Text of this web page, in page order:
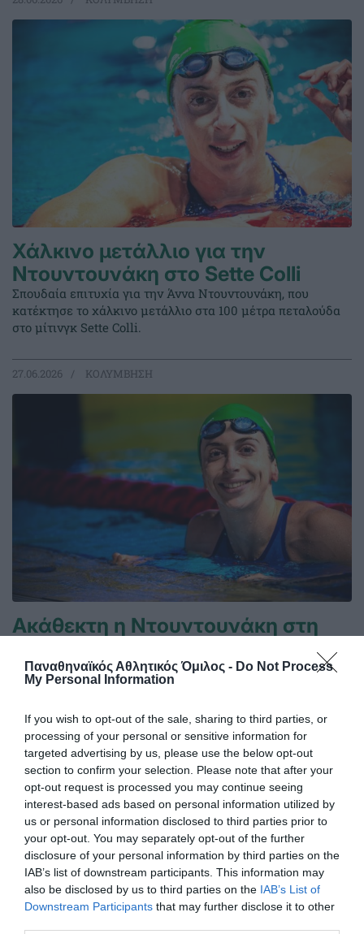
Παναθηναϊκός Αθλητικός Όμιλος - Do Not Process
My Personal Information
If you wish to opt-out of the sale, sharing to third parties, or
processing of your personal or sensitive information for
targeted advertising by us, please use the below opt-out
section to confirm your selection. Please note that after your
opt-out request is processed you may continue seeing
interest-based ads based on personal information utilized by
us or personal information disclosed to third parties prior to
your opt-out. You may separately opt-out of the further
disclosure of your personal information by third parties on the
IAB’s list of downstream participants. This information may
also be disclosed by us to third parties on the IAB’s List of
Downstream Participants that may further disclose it to other
Χάλκινο μετάλλιο για την
Ντουντουνάκη στο Sette Colli
Σπουδαία επιτυχία για την Άννα Ντουντουνάκη, που
κατέκτησε το χάλκινο μετάλλιο στα 100 μέτρα πεταλούδα
στο μίτινγκ Sette Colli.
27.06.2026 ΚΟΛΥΜΒΗΣΗ
Ακάθεκτη η Ντουντουνάκη στη
Η Άννα Ντουντουνάκη προκρίθηκε σε έναν ακόμη τελικό
στο μίτινγκ Sette Colli της Ρώμης.
27.06.2026 ΚΟΛΥΜΒΗΣΗ